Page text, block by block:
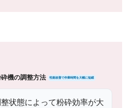
機の調整方法 性能改善で作業時間を大幅に短縮
状態によって粉砕効率が大